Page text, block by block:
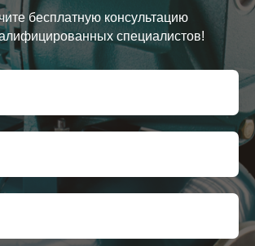
бесплатную консультацию
специалистов!